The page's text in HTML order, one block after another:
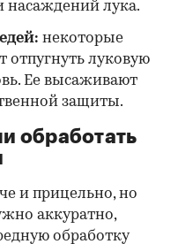
насаждений лука.
некоторые
отпугнуть луковую
Ее высаживают
защиты.
обработать
и прицельно, но
аккуратно,
обработку